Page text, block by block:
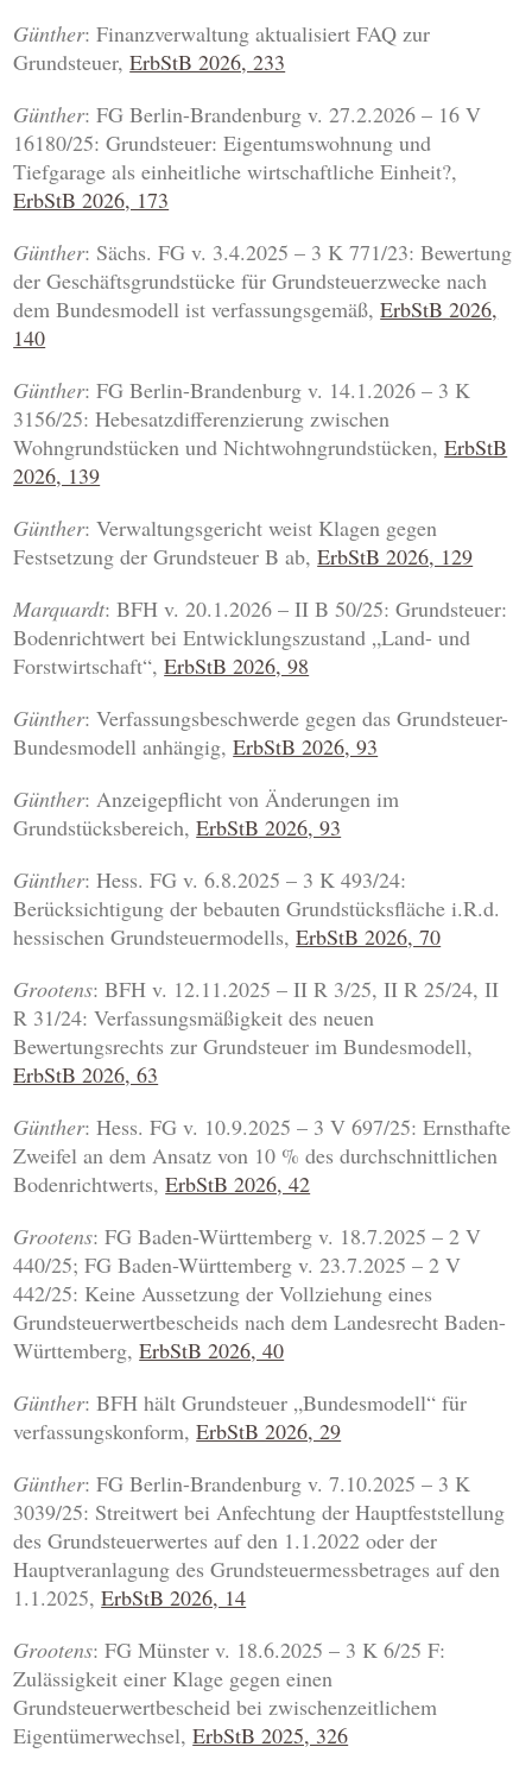
Günther: Finanzverwaltung aktualisiert FAQ zur
Grundsteuer,ErbStB 2026, 233
Günther: FG Berlin-Brandenburg v. 27.2.2026 – 16 V
16180/25: Grundsteuer: Eigentumswohnung und
Tiefgarage als einheitliche wirtschaftliche Einheit?,
ErbStB 2026, 173
Günther: Sächs. FG v. 3.4.2025 – 3 K 771/23: Bewertung
der Geschäftsgrundstücke für Grundsteuerzwecke nach
dem Bundesmodell ist verfassungsgemäß,ErbStB 2026,
140
Günther: FG Berlin-Brandenburg v. 14.1.2026 – 3 K
3156/25: Hebesatzdifferenzierung zwischen
Wohngrundstücken und Nichtwohngrundstücken,ErbStB
2026, 139
Günther: Verwaltungsgericht weist Klagen gegen
Festsetzung der Grundsteuer B ab,ErbStB 2026, 129
Marquardt: BFH v. 20.1.2026 – II B 50/25: Grundsteuer:
Bodenrichtwert bei Entwicklungszustand „Land- und
Forstwirtschaft“,ErbStB 2026, 98
Günther: Verfassungsbeschwerde gegen das Grundsteuer-
Bundesmodell anhängig,ErbStB 2026, 93
Günther: Anzeigepflicht von Änderungen im
Grundstücksbereich,ErbStB 2026, 93
Günther: Hess. FG v. 6.8.2025 – 3 K 493/24:
Berücksichtigung der bebauten Grundstücksfläche i.R.d.
hessischen Grundsteuermodells,ErbStB 2026, 70
Grootens: BFH v. 12.11.2025 – II R 3/25, II R 25/24, II
R 31/24: Verfassungsmäßigkeit des neuen
Bewertungsrechts zur Grundsteuer im Bundesmodell,
ErbStB 2026, 63
Günther: Hess. FG v. 10.9.2025 – 3 V 697/25: Ernsthafte
Zweifel an dem Ansatz von 10 % des durchschnittlichen
Bodenrichtwerts,ErbStB 2026, 42
Grootens: FG Baden-Württemberg v. 18.7.2025 – 2 V
440/25; FG Baden-Württemberg v. 23.7.2025 – 2 V
442/25: Keine Aussetzung der Vollziehung eines
Grundsteuerwertbescheids nach dem Landesrecht Baden-
Württemberg,ErbStB 2026, 40
Günther: BFH hält Grundsteuer „Bundesmodell“ für
verfassungskonform,ErbStB 2026, 29
Günther: FG Berlin-Brandenburg v. 7.10.2025 – 3 K
3039/25: Streitwert bei Anfechtung der Hauptfeststellung
des Grundsteuerwertes auf den 1.1.2022 oder der
Hauptveranlagung des Grundsteuermessbetrages auf den
1.1.2025,ErbStB 2026, 14
Grootens: FG Münster v. 18.6.2025 – 3 K 6/25 F:
Zulässigkeit einer Klage gegen einen
Grundsteuerwertbescheid bei zwischenzeitlichem
Eigentümerwechsel,ErbStB 2025, 326